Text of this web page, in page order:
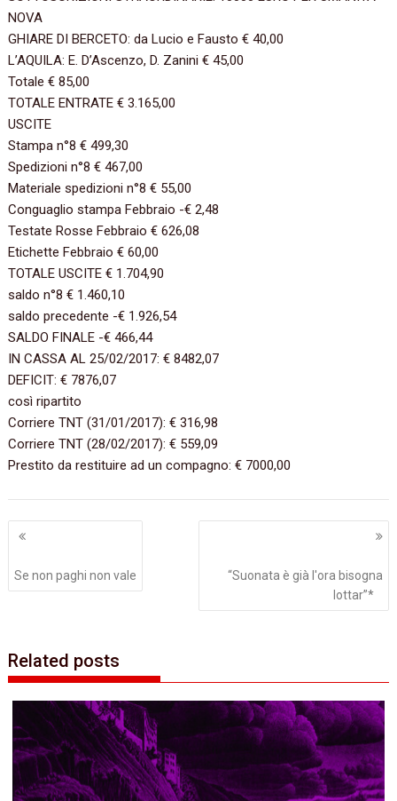
NOVA‭ ‬
GHIARE DI BERCETO:‭ ‬da Lucio e Fausto‭ ‬€‭ ‬40,00‭
L’AQUILA:‭ ‬E.‭ ‬D’Ascenzo,‭ ‬D.‭ ‬Zanini‭ ‬€‭ ‬45,00‭
Totale‭ ‬€‭ ‬85,00‭
TOTALE ENTRATE‭ ‬€‭ ‬3.165,00‭
USCITE‭
Stampa n°8‭ ‬€‭ ‬499,30‭
Spedizioni n°8‭ ‬€‭ ‬467,00‭
Materiale spedizioni n°8‭ ‬€‭ ‬55,00‭
Conguaglio stampa Febbraio‭ ‬-€‭ ‬2,48‭
Testate Rosse Febbraio‭ ‬€‭ ‬626,08‭
Etichette Febbraio‭ ‬€‭ ‬60,00‭
TOTALE USCITE‭ ‬€‭ ‬1.704,90‭ ‬
saldo n°8‭ ‬€‭ ‬1.460,10‭
saldo precedente‭ ‬-€‭ ‬1.926,54‭
SALDO FINALE‭ ‬-€‭ ‬466,44‭ ‬
IN CASSA AL‭ ‬25/02/2017:‭ ‬€‭ ‬8482,07‭
DEFICIT:‭ ‬€‭ ‬7876,07‭ ‬
così ripartito‭
Corriere TNT‭ (‬31/01/2017‭)‬:‭ ‬€‭ ‬316,98‭
Corriere TNT‭ (‬28/02/2017‭)‬:‭ ‬€‭ ‬559,09‭
Prestito da restituire ad un compagno:‭ ‬€‭ ‬7000,00‭
Navigazione
Se non paghi non vale
“‬Suonata è già l'ora bisogna
lottar‭”*
Related posts